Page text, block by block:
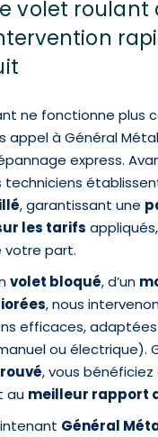
volet roulant
ne fonctionne plus
appel à Général
express.
techniciens
, garantissant une
les tarifs
part.
volet bloqué, d’un
, nous
efficaces,
ou électrique).
, vous bénéficiez
au meilleur rapport
Général